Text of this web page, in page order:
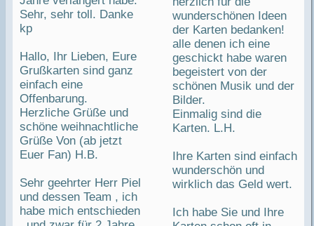
Sehr, sehr toll. Danke
kp
Hallo, Ihr Lieben, Eure
Grußkarten sind ganz
einfach eine
Offenbarung.
Herzliche Grüße und
schöne weihnachtliche
Grüße Von (ab jetzt
Euer Fan) H.B.
Sehr geehrter Herr Piel
und dessen Team , ich
habe mich entschieden
wunderschönen Ideen
der Karten bedanken!
alle denen ich eine
geschickt habe waren
begeistert von der
schönen Musik und der
Bilder.
Einmalig sind die
Karten. L.H.
Ihre Karten sind einfach
wunderschön und
wirklich das Geld wert.
Ich habe Sie und Ihre